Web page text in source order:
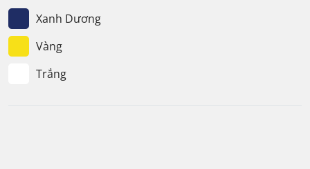
Xanh Dương
Vàng
Trắng